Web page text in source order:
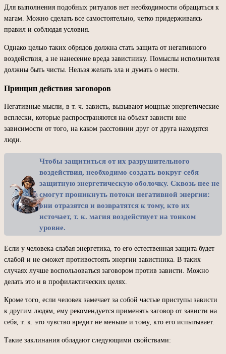
Для выполнения подобных ритуалов нет необходимости обращаться к
магам. Можно сделать все самостоятельно, четко придерживаясь
правил и соблюдая условия.
Однако целью таких обрядов должна стать защита от негативного
воздействия, а не нанесение вреда завистнику. Помыслы исполнителя
должны быть чисты. Нельзя желать зла и думать о мести.
Принцип действия заговоров
Негативные мысли, в т. ч. зависть, вызывают мощные энергетические
всплески, которые распространяются на объект зависти вне
зависимости от того, на каком расстоянии друг от друга находятся
люди.
Чтобы защититься от их разрушительного
воздействия, необходимо создать вокруг себя
защитную энергетическую оболочку. Сквозь нее не
смогут проникнуть потоки негативной энергии:
они отразятся и возвратятся к тому, кто их
источает, т. к. магия воздействует на тонком
уровне.
Если у человека слабая энергетика, то его естественная защита будет
слабой и не сможет противостоять энергии завистника. В таких
случаях лучше воспользоваться заговором против зависти. Можно
делать это и в профилактических целях.
Кроме того, если человек замечает за собой частые приступы зависти
к другим людям, ему рекомендуется применять заговор от зависти на
себя, т. к. это чувство вредит не меньше и тому, кто его испытывает.
Такие заклинания обладают следующими свойствами: